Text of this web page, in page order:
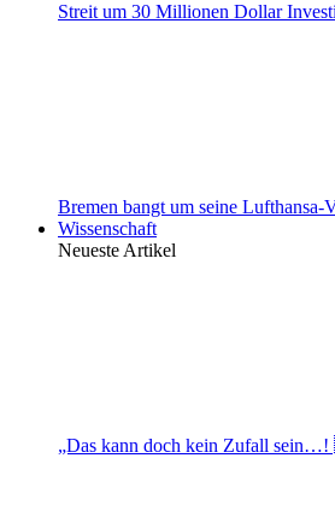
Streit um 30 Millionen Dollar
Bremen bangt um seine
Wissenschaft
Neueste Artikel
„Das kann doch kein Zufall